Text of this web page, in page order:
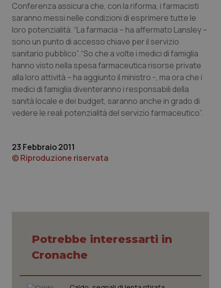
Lombardia
Marche
Molise
Piemonte
Provincia Autonoma di Bolzano
Puglia
Sicilia
Toscana
Dolore
Donna & Salute
Epatiti
HIV
Infezioni & Febbre
Malattie rare
Neuroscienze & patologie neurodegenerative
Obesità
Conferenza assicura che, con la riforma, i farmacisti
saranno messi nelle condizioni di esprimere tutte le
loro potenzialità. “La farmacia – ha affermato Lansley –
sono un punto di accesso chiave per il servizio
sanitario pubblico”. “So che a volte i medici di famiglia
hanno visto nella spesa farmaceutica risorse private
alla loro attività – ha aggiunto il ministro -, ma ora che i
medici di famiglia diventeranno i responsabili della
sanità locale e dei budget, saranno anche in grado di
vedere le reali potenzialità del servizio farmaceutico”.
23 Febbraio 2011
© Riproduzione riservata
Potrebbe interessarti in
Cronache